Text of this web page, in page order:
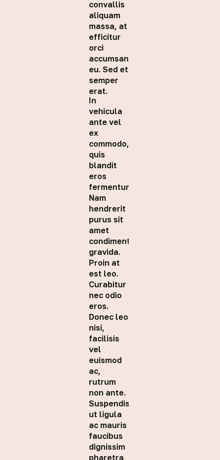
convallis
aliquam
massa, at
efficitur
orci
accumsan
eu. Sed et
semper
erat.
In
vehicula
ante vel
ex
commodo,
quis
blandit
eros
fermentum.
Nam
hendrerit
purus sit
amet
condimentum
gravida.
Proin at
est leo.
Curabitur
nec odio
eros.
Donec leo
nisi,
facilisis
vel
euismod
ac,
rutrum
non ante.
Suspendisse
ut ligula
ac mauris
faucibus
dignissim
pharetra